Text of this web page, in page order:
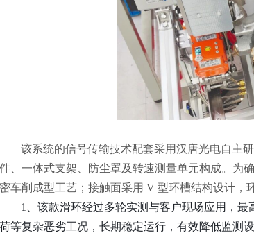
该系统的信号传输技术配套采用汉唐光电自主
件、一体式支架、防尘罩及转速测量单元构成。 为
密车削成型工艺；接触面采用 V 型环槽结构设计，
1、该款滑环经过多轮实测与客户现场应用，
荷等复杂恶劣工况，长期稳定运行，有效降低监测